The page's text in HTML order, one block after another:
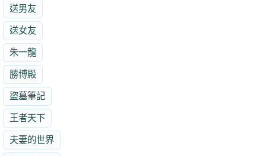
送男友
送女友
朱一龍
勝博殿
盜墓筆記
王者天下
夫妻的世界